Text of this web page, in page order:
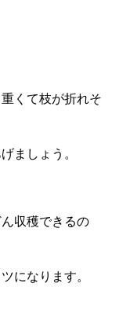
くて枝が折れそ
ましょう。
収穫できるの
になります。